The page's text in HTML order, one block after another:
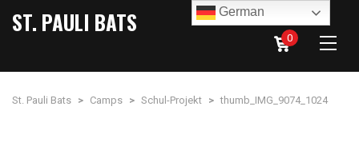
ST. PAULI BATS
0
St. Pauli Bats > Camps > Schul-Projekt > thumb_IMG_9074_1024
German